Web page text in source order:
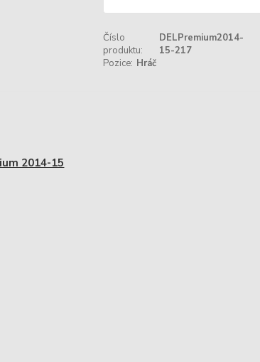
Číslo
produktu:
DELPremium2014-
15-217
Pozice: Hráč
2014-15